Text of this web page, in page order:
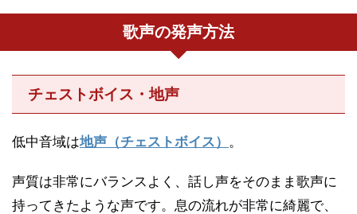
歌声の発声方法
チェストボイス・地声
低中音域は地声（チェストボイス） 。
声質は非常にバランスよく、話し声をそのまま歌声に
持ってきたような声です。息の流れが非常に綺麗で、